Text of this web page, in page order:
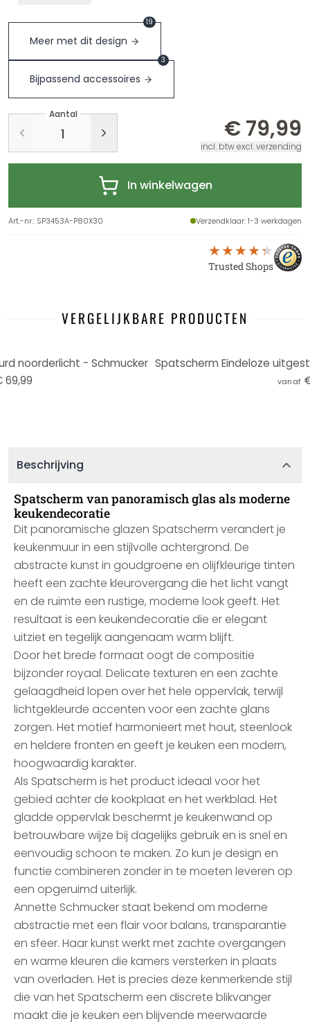
Meer met dit design
19
Bijpassend accessoires
3
Aantal
€ 79,99
incl. btw excl. verzending
In winkelwagen
Art.-nr.: SP3453A-P80X30 Verzendklaar: 1-3 werkdagen
Trusted Shops
VERGELIJKBARE PRODUCTEN
noorderlicht - Schmucker
69,99
vanaf
Beschrijving
Spatscherm van panoramisch glas als moderne
keukendecoratie
Dit panoramische glazen Spatscherm verandert je
keukenmuur in een stijlvolle achtergrond. De
abstracte kunst in goudgroene en olijfkleurige tinten
heeft een zachte kleurovergang die het licht vangt
en de ruimte een rustige, moderne look geeft. Het
resultaat is een keukendecoratie die er elegant
uitziet en tegelijk aangenaam warm blijft.
Door het brede formaat oogt de compositie
bijzonder royaal. Delicate texturen en een zachte
gelaagdheid lopen over het hele oppervlak, terwijl
lichtgekleurde accenten voor een zachte glans
zorgen. Het motief harmonieert met hout, steenlook
en heldere fronten en geeft je keuken een modern,
hoogwaardig karakter.
Als Spatscherm is het product ideaal voor het
gebied achter de kookplaat en het werkblad. Het
gladde oppervlak beschermt je keukenwand op
betrouwbare wijze bij dagelijks gebruik en is snel en
eenvoudig schoon te maken. Zo kun je design en
functie combineren zonder in te moeten leveren op
een opgeruimd uiterlijk.
Annette Schmucker staat bekend om moderne
abstractie met een flair voor balans, transparantie
en sfeer. Haar kunst werkt met zachte overgangen
en warme kleuren die kamers versterken in plaats
van overladen. Het is precies deze kenmerkende stijl
die van het Spatscherm een discrete blikvanger
maakt die je keuken een blijvende meerwaarde